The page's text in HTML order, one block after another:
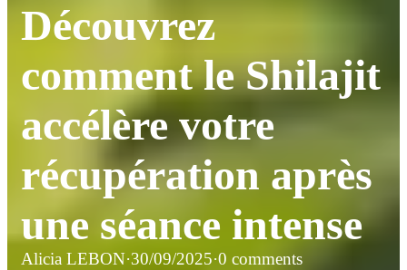
Découvrez
comment le Shilajit
accélère votre
récupération après
une séance intense
Alicia LEBON·30/09/2025·0 comments